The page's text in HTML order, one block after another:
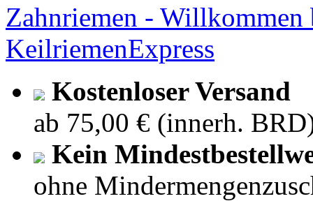
Kostenloser Versand
ab 75,00 € (innerh.
Kein
ohne